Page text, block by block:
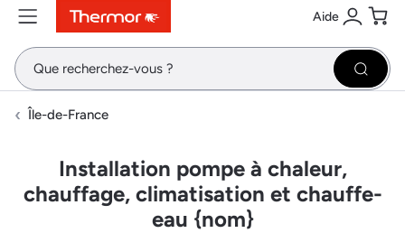
ContenuMenuRecherche Aide
Se
Île-de-France
Installation pompe à chaleur,
chauffage, climatisation et chauffe-
eau {nom}